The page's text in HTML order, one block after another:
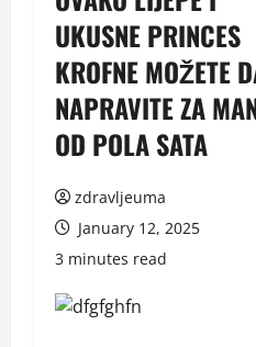
UKUSNE PRINCES
KROFNE MOŽETE
NAPRAVITE ZA
OD POLA SATA
zdravljeuma
January 12, 2025
3 minutes read